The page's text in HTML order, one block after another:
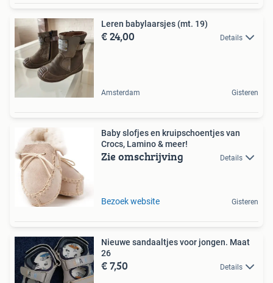
Leren babylaarsjes (mt. 19)
€ 24,00 Details
Amsterdam Gisteren
Baby slofjes en kruipschoentjes van
Crocs, Lamino & meer!
Zie omschrijving Details
Bezoek website Gisteren
Nieuwe sandaaltjes voor jongen. Maat
26
€ 7,50 Details